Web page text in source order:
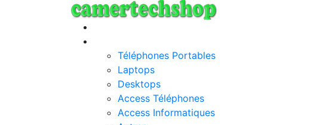
Téléphones Portables
Laptops
Desktops
Access Téléphones
Access Informatiques